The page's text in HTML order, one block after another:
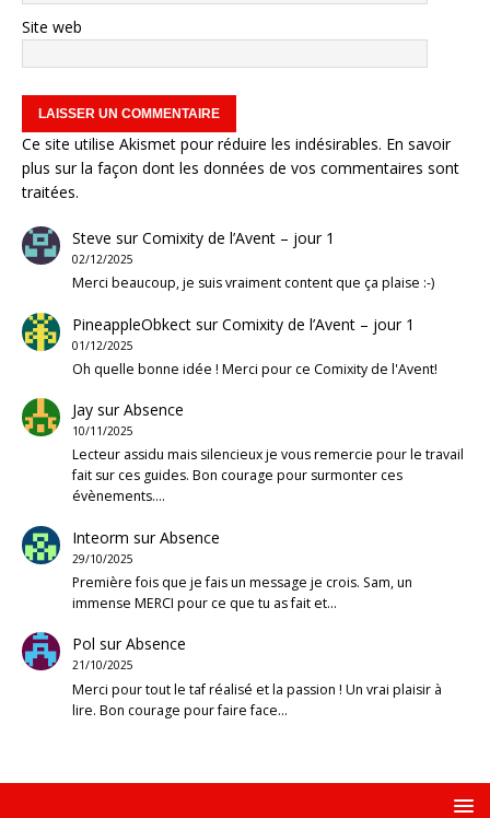
Site web
Ce site utilise Akismet pour réduire les indésirables. En savoir
plus sur la façon dont les données de vos commentaires sont
traitées.
Steve surComixity de l’Avent – jour 1
02/12/2025
Merci beaucoup, je suis vraiment content que ça plaise :-)
PineappleObkectsurComixity de l’Avent – jour 1
01/12/2025
Oh quelle bonne idée ! Merci pour ce Comixity de l'Avent!
JaysurAbsence
10/11/2025
Lecteur assidu mais silencieux je vous remercie pour le travail
fait sur ces guides. Bon courage pour surmonter ces
évènements.…
Inteorm surAbsence
29/10/2025
Première fois que je fais un message je crois. Sam, un
immense MERCI pour ce que tu as fait et…
Pol surAbsence
21/10/2025
Merci pour tout le taf réalisé et la passion ! Un vrai plaisir à
lire. Bon courage pour faire face…